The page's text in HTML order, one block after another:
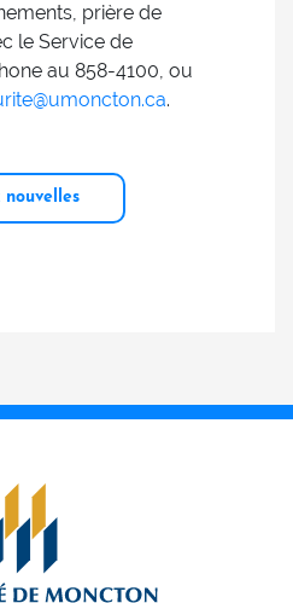
prière de
le Service de
au 858-4100, ou
.